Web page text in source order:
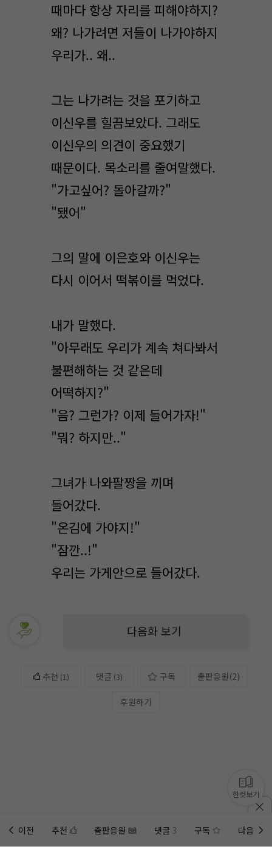
때마다 항상 자리를 피해야하지?
왜? 나가려면 저들이 나가야하지
우리가.. 왜..
그는 나가려는 것을 포기하고
이신우를 힐끔보았다. 그래도
이신우의 의견이 중요했기
때문이다. 목소리를 줄여말했다.
"가고싶어? 돌아갈까?"
"됐어"
그의 말에 이은호와 이신우는
다시 이어서 떡볶이를 먹었다.
내가 말했다.
"아무래도 우리가 계속 쳐다봐서
불편해하는 것 같은데
어떡하지?"
"음? 그런가? 이제 들어가자!"
"뭐? 하지만.."
그녀가 나와팔짱을 끼며
들어갔다.
"온김에 가야지!"
"잠깐..!"
우리는 가게안으로 들어갔다.
다음화 보기
추천 (1) 댓글 (3) 구독 출판응원(2)
후원하기
이전 추천 출판응원 댓글 3 구독 다음
한컷보기
홈에미노벨 웹추가하기 미노벨 앱설치하기